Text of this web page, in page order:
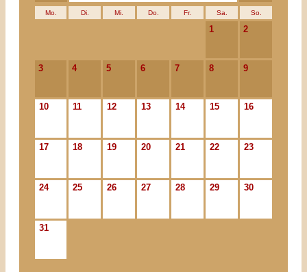
Mo. Di. Mi. Do. Fr. Sa. So.
1 2
3 4 5 6 7 8 9
10 11 12 13 14 15 16
17 18 19 20 21 22 23
24 25 26 27 28 29 30
31